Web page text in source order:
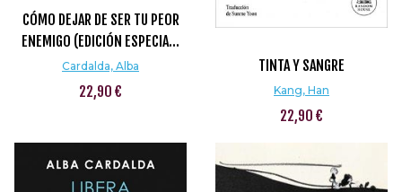
CÓMO DEJAR DE SER TU PEOR
ENEMIGO (EDICIÓN ESPECIA...
Cardalda, Alba
22,90 €
TINTA Y SANGRE
Kang, Han
22,90 €